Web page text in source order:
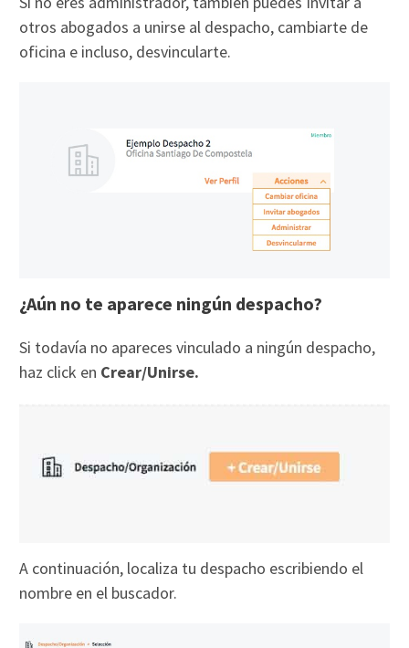
otros abogados a unirse al despacho, cambiarte de
oficina e incluso, desvincularte.
¿Aún no te aparece ningún despacho?
Si todavía no apareces vinculado a ningún despacho,
haz click en Crear/Unirse.
A continuación, localiza tu despacho escribiendo el
nombre en el buscador.